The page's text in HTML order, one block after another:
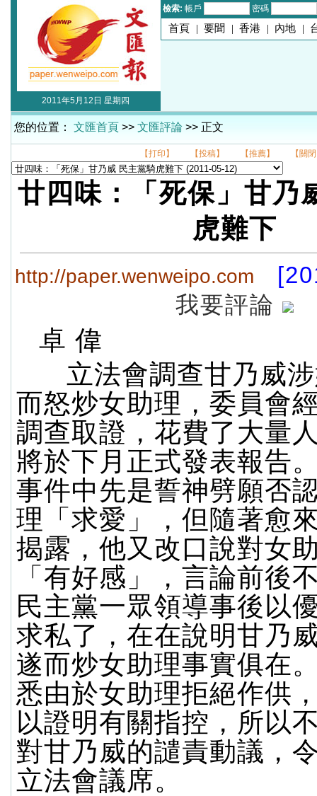
檢索: 帳戶 密碼
首頁 | 要聞 | 香港 | 內地 |
2011年5月12日 星期四
您的位置： 文匯首頁 >> 文匯評論 >> 正文
【打印】 【投稿】 【推薦】 【關
廿四味：「死保」甘乃
虎難下
http://paper.wenweipo.com
我要評論
卓 偉
立法會調查甘乃威
而怒炒女助理，委員會
調查取證，花費了大量
將於下月正式發表報告
事件中先是誓神劈願否
理「求愛」，但隨著愈
揭露，他又改口說對女
「有好感」，言論前後
民主黨一眾領導事後以
求私了，在在說明甘乃
遂而炒女助理事實俱在
悉由於女助理拒絕作供
以證明有關指控，所以
對甘乃威的譴責動議，
立法會議席。